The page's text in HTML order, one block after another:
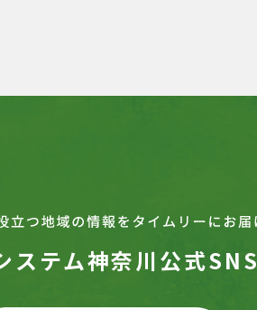
ステム神奈川公式SNS